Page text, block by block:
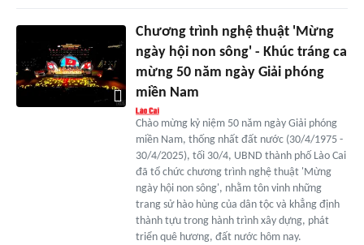
Chương trình nghệ thuật 'Mừng
ngày hội non sông' - Khúc tráng ca
mừng 50 năm ngày Giải phóng
miền Nam
Chào mừng kỷ niệm 50 năm ngày Giải phóng
miền Nam, thống nhất đất nước (30/4/1975 -
30/4/2025), tối 30/4, UBND thành phố Lào Cai
đã tổ chức chương trình nghệ thuật 'Mừng
ngày hội non sông', nhằm tôn vinh những
trang sử hào hùng của dân tộc và khẳng định
thành tựu trong hành trình xây dựng, phát
triển quê hương, đất nước hôm nay.